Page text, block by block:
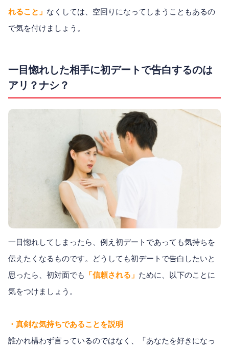
れること」 なくしては、空回りになってしまうこともあるの
で気を付けましょう。
一目惚れした相手に初デートで告白するのは
アリ？ナシ？
一目惚れしてしまったら、例え初デートであっても気持ちを
伝えたくなるものです。どうしても初デートで告白したいと
思ったら、初対面でも
「信頼される」 ために、以下のことに
気をつけましょう。
・真剣な気持ちであることを説明
誰かれ構わず言っているのではなく、「あなたを好きになっ